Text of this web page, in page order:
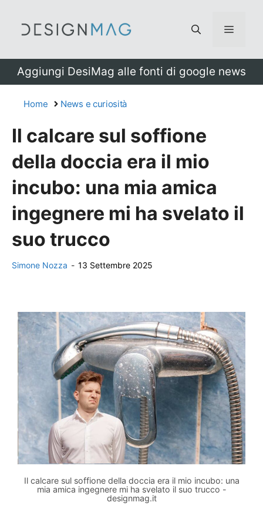
Menu
Aggiungi DesiMag alle fonti di google news
Home News e curiosità
Il calcare sul soffione
della doccia era il mio
incubo: una mia amica
ingegnere mi ha svelato il
suo trucco
Simone Nozza - 13 Settembre 2025
Il calcare sul soffione della doccia era il mio incubo: una
mia amica ingegnere mi ha svelato il suo trucco -
designmag.it